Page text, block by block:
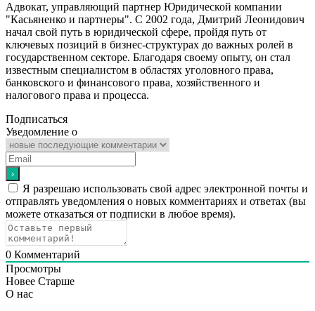
Адвокат, управляющий партнер Юридической компании
"Касьяненко и партнеры". С 2002 года, Дмитрий Леонидович
начал свой путь в юридической сфере, пройдя путь от
ключевых позиций в бизнес-структурах до важных ролей в
государственном секторе. Благодаря своему опыту, он стал
известным специалистом в областях уголовного права,
банковского и финансового права, хозяйственного и
налогового права и процесса.
Подписаться
Уведомление о
Я разрешаю использовать свой адрес электронной почты и
отправлять уведомления о новых комментариях и ответах (вы
можете отказаться от подписки в любое время).
0 Комментарий
Просмотры
Новее Старше
О нас